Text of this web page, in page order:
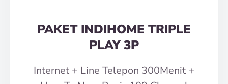
PAKET INDIHOME TRIPLE
PLAY 3P
Internet + Line Telepon 300Menit +